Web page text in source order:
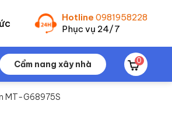
Hotline 0981958228
Phục vụ 24/7
Cẩm nang xây nhà 0
MT-G68975S